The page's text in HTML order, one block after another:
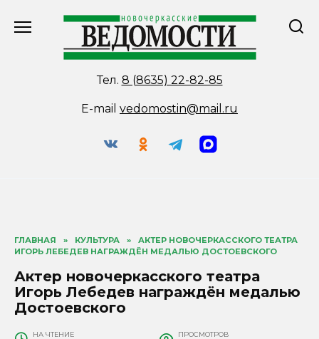
Тел. 8 (8635) 22-82-85
E-mail vedomostin@mail.ru
ГЛАВНАЯ » КУЛЬТУРА »
АКТЕР НОВОЧЕРКАССКОГО ТЕАТРА
ИГОРЬ ЛЕБЕДЕВ НАГРАЖДЁН МЕДАЛЬЮ ДОСТОЕВСКОГО
Актер новочеркасского театра
Игорь Лебедев награждён медалью
Достоевского
НА ЧТЕНИЕ ПРОСМОТРОВ